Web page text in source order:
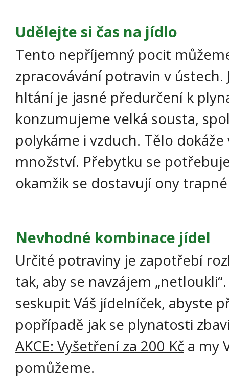
Udělejte si čas na jídlo
Tento nepříjemný pocit
zpracovávání potravin v ústech.
hltání je jasné předurčení k
konzumujeme velká sousta,
polykáme i vzduch. Tělo
množství. Přebytku se
okamžik se dostavují ony
Nevhodné kombinace jídel
Určité potraviny je zapotřebí
tak, aby se navzájem
seskupit Váš jídelníček, abyste
popřípadě jak se plynatosti
AKCE: Vyšetření za 200 Kč a my
pomůžeme.